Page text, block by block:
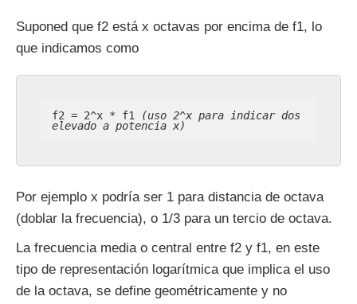
Suponed que f2 está x octavas por encima de f1, lo
que indicamos como
f2 = 2^x * f1
(uso 2^x para indicar dos
elevado a potencia x)
Por ejemplo x podría ser 1 para distancia de octava
(doblar la frecuencia), o 1/3 para un tercio de octava.
La frecuencia media o central entre f2 y f1, en este
tipo de representación logarítmica que implica el uso
de la octava, se define geométricamente y no